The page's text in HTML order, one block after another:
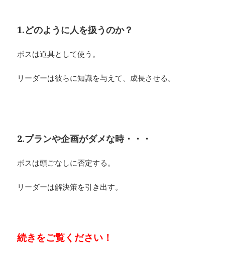
1.どのように人を扱うのか？
ボスは道具として使う。
リーダーは彼らに知識を与えて、成長させる。
2.プランや企画がダメな時・・・
ボスは頭ごなしに否定する。
リーダーは解決策を引き出す。
続きをご覧ください！